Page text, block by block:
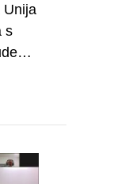
Unija
s
Unija